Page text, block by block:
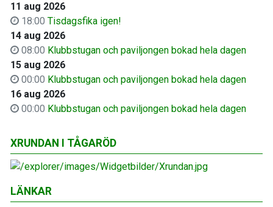
11 aug 2026
18:00 Tisdagsfika igen!
14 aug 2026
08:00 Klubbstugan och paviljongen bokad hela dagen
15 aug 2026
00:00 Klubbstugan och paviljongen bokad hela dagen
16 aug 2026
00:00 Klubbstugan och paviljongen bokad hela dagen
XRUNDAN I TÅGARÖD
LÄNKAR